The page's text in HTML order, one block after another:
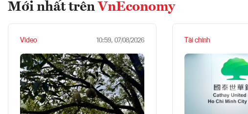
Mới nhất trên VnEconomy
Video 10:59, 07/08/2026 Tài chính